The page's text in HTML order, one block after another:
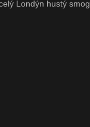
Londýn hustý smog.